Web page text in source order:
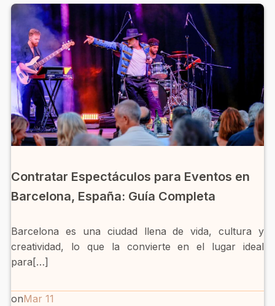
Contratar Espectáculos para Eventos en
Barcelona, España: Guía Completa
Barcelona es una ciudad llena de vida, cultura y
creatividad, lo que la convierte en el lugar ideal
para[…]
onMar 11